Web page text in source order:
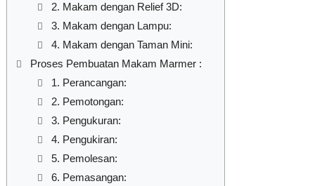
2. Makam dengan Relief 3D:
3. Makam dengan Lampu:
4. Makam dengan Taman Mini:
Proses Pembuatan Makam Marmer :
1. Perancangan:
2. Pemotongan:
3. Pengukuran:
4. Pengukiran:
5. Pemolesan:
6. Pemasangan: